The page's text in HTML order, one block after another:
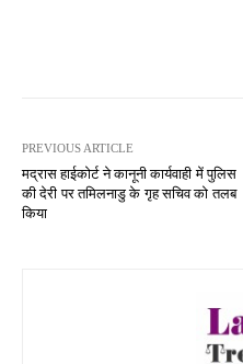
PREVIOUS ARTICLE
मद्रास हाईकोर्ट ने कानूनी कार्यवाही में पुलिस
की देरी पर तमिलनाडु के गृह सचिव को तलब
किया